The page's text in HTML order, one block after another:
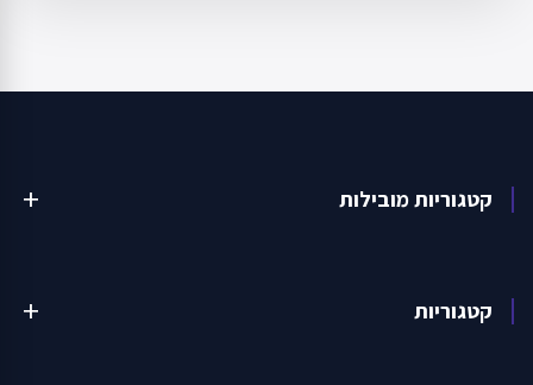
קטגוריות מובילות add
קטגוריות add